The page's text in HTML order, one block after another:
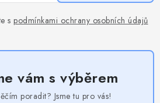
s podmínkami ochrany osobních údajů
vám s výběrem
poradit? Jsme tu pro vás!